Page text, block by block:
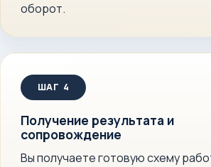
оборот.
Получение результата и
сопровождение
Вы получаете готовую схему